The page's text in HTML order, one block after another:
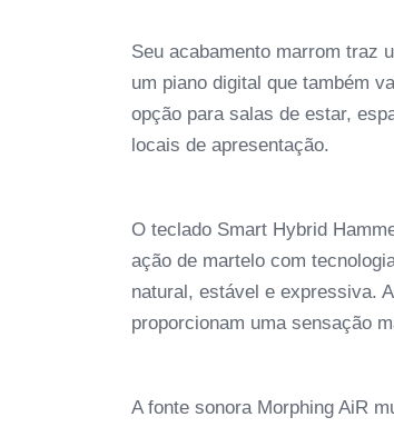
Seu acabamento marrom traz
um piano digital que também
opção para salas de estar,
locais de apresentação.
O teclado Smart Hybrid
ação de martelo com
natural, estável e expressiva.
proporcionam uma sensação
A fonte sonora Morphing AiR